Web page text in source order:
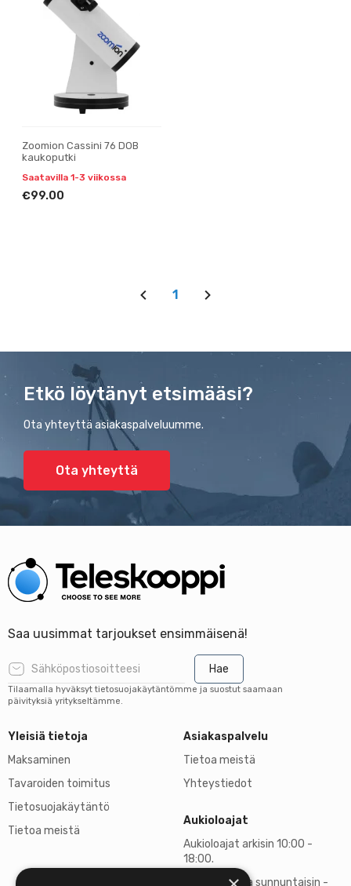
Zoomion Cassini 76 DOB
kaukoputki
Saatavilla 1-3 viikossa
€99.00
1
Etkö löytänyt etsimääsi?
Ota yhteyttä asiakaspalveluumme.
Ota yhteyttä
Saa uusimmat tarjoukset ensimmäisenä!
Hae
Tilaamalla hyväksyt tietosuojakäytäntömme ja suostut saamaan
päivityksiä yritykseltämme.
Yleisiä tietoja
Maksaminen
Tavaroiden toimitus
Tietosuojakäytäntö
Tietoa meistä
Asiakaspalvelu
Tietoa meistä
Yhteystiedot
Aukioloajat
Aukioloajat arkisin 10:00 -
18:00.
Lauantaisin ja sunnuntaisin -